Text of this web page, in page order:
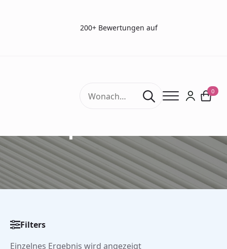
200+ Bewertungen auf
Search
for:
0
Filters
Einzelnes Ergebnis wird angezeigt